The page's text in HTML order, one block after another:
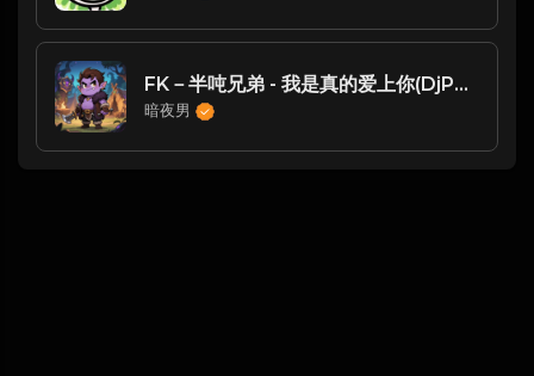
FK－半吨兄弟 - 我是真的爱上你(DjPad仔 FunkyHouse Mix国语男)
暗夜男